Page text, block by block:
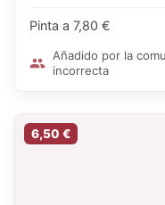
Pinta a 7,80 €
Añadido por la
incorrecta
6,50 €